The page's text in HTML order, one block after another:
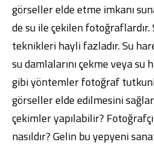
görseller elde etme imkanı
de su ile çekilen fotoğraflardır.
teknikleri hayli fazladır. Su
su damlalarını çekme veya
gibi yöntemler fotoğraf
görseller elde edilmesini
çekimler yapılabilir?
nasıldır? Gelin bu yepyeni